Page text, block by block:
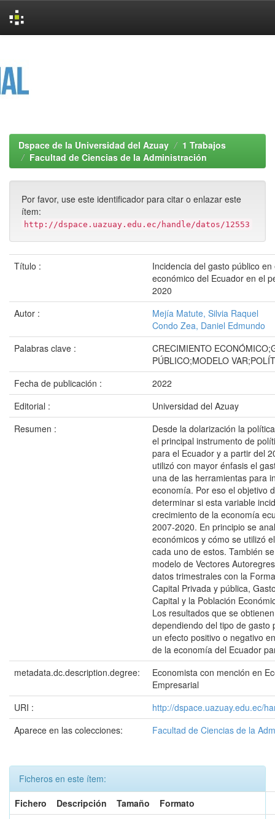
Dspace de la Universidad del Azuay
1 Trabajos
Facultad de Ciencias de la Administración
Por favor, use este identificador para citar o enlazar este
ítem:
http://dspace.uazuay.edu.ec/handle/datos/12553
Título :
Incidencia del gasto público
económico del Ecuador en el
2020
Autor :
Mejía Matute, Silvia Raquel
Condo Zea, Daniel Edmundo
Palabras clave :
CRECIMIENTO
PÚBLICO;MODELO
Fecha de publicación :
2022
Editorial :
Universidad del Azuay
Resumen :
Desde la dolarización la
el principal instrumento de
para el Ecuador y a partir del
utilizó con mayor énfasis el
una de las herramientas para
economía. Por eso el objetivo
determinar si esta variable
crecimiento de la economía
2007-2020. En principio se
económicos y cómo se utilizó
cada uno de estos. También
modelo de Vectores
datos trimestrales con la
Capital Privada y pública,
Capital y la Población
Los resultados que se
dependiendo del tipo de gasto
un efecto positivo o negativo
de la economía del Ecuador
metadata.dc.description.degree:
Economista con mención en
Empresarial
URI :
http://dspace.uazuay.edu.ec/
Aparece en las colecciones:
Facultad de Ciencias de la
Ficheros en este ítem:
Fichero
Descripción Tamaño
Formato